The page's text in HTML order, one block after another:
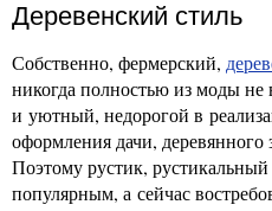
Деревенский стиль
Собственно, фермерский,
никогда полностью из моды
и уютный, недорогой в
оформления дачи, деревянного
Поэтому рустик, рустикальный
популярным, а сейчас